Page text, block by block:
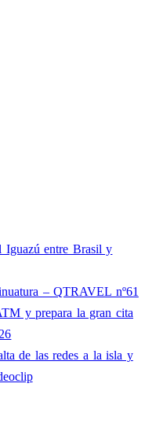
Iguazú entre Brasil y
– QTRAVEL nº61
y prepara la gran cita
de las redes a la isla y